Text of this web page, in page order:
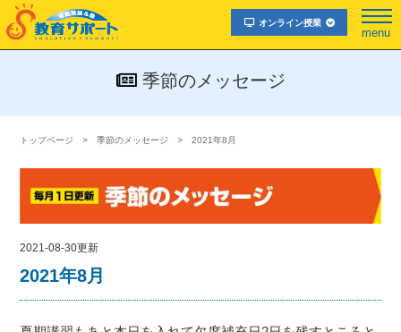
オンライン授業
menu
季節のメッセージ
トップページ 季節のメッセージ 2021年8月
2021-08-30更新
2021年8月